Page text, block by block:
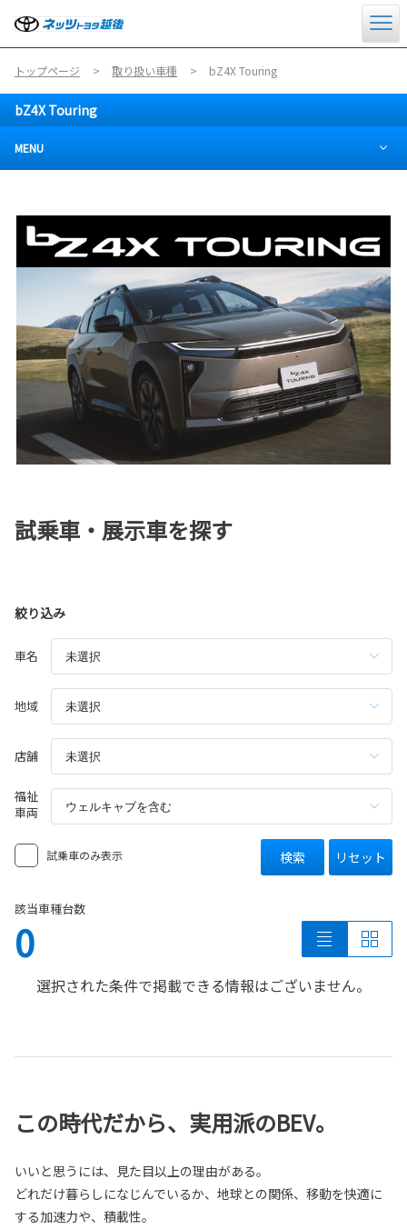
トップページ 取り扱い車種 bZ4X Touring
bZ4X Touring
MENU
試乗車・展示車を探す
絞り込み
車名
地域
店舗
福祉
車両
試乗車のみ表示 検索 リセット
該当車種台数
0
選択された条件で掲載できる情報はございません。
この時代だから、実用派のBEV。
いいと思うには、見た目以上の理由がある。
どれだけ暮らしになじんでいるか、地球との関係、移動を快適に
する加速力や、積載性。